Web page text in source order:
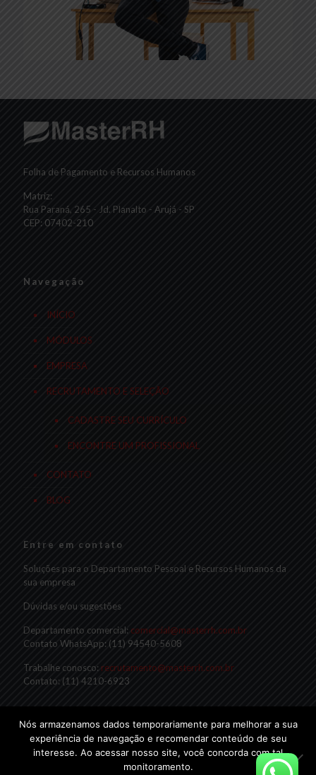
Folha de Pagamento e Recursos Humanos
Matriz:
Rua Paraná, 265 - Jd. Planalto - Arujá - SP
CEP: 07402-210
Navegação
INÍCIO
MÓDULOS
EMPRESA
RECRUTAMENTO E SELEÇÃO
CADASTRE SEU CURRÍCULO
ENCONTRE UM PROFISSIONAL
CONTATO
BLOG
Entre em contato
Soluções para o Departamento Pessoal e Recursos Humanos da
sua empresa
Dúvidas e/ou sugestões
Departamento comercial: comercial@masterrh.com.br
Contato WhatsApp: (11) 94540-5608
Trabalhe conosco: recrutamento@masterrh.com.br
Contato: (11) 4210-6923
Nós armazenamos dados temporariamente para melhorar a sua
experiência de navegação e recomendar conteúdo de seu
interesse. Ao acessar nosso site, você concorda com tal
monitoramento.